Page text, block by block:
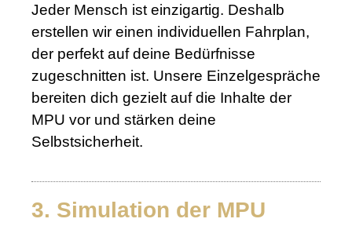
Jeder Mensch ist einzigartig. Deshalb
erstellen wir einen individuellen Fahrplan,
der perfekt auf deine Bedürfnisse
zugeschnitten ist. Unsere Einzelgespräche
bereiten dich gezielt auf die Inhalte der
MPU vor und stärken deine
Selbstsicherheit.
3. Simulation der MPU